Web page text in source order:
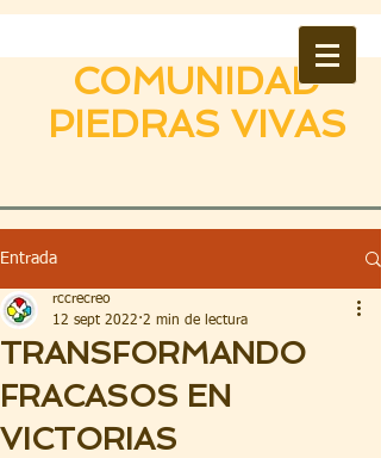
COMUNIDAD
PIEDRAS VIVAS
Entrada
TRANSFORMANDO
FRACASOS EN
VICTORIAS
rccrecreo
12 sept 2022 2 min de lectura